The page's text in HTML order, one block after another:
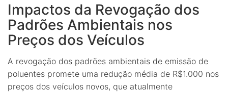
Impactos da Revogação dos
Padrões Ambientais nos
Preços dos Veículos
A revogação dos padrões ambientais de emissão de
poluentes promete uma redução média de R$1.000 nos
preços dos veículos novos, que atualmente